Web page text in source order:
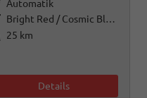
Automatik
Bright Red / Cosmic Black Pearl Metallic
25 km
Details